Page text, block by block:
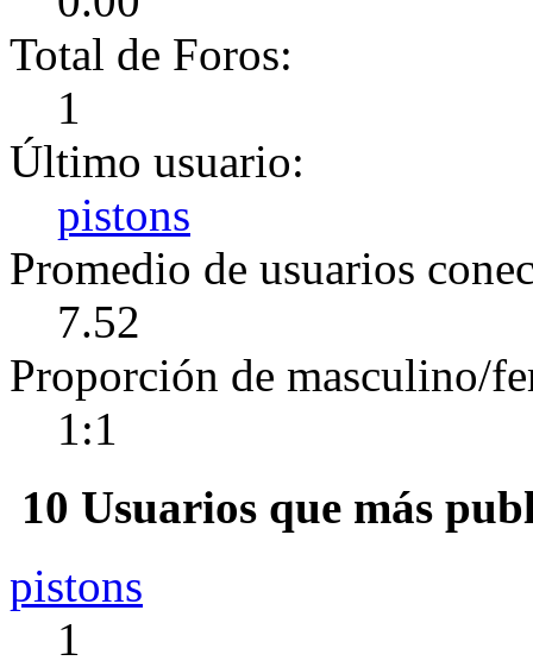
Total de Foros:
1
Último usuario:
pistons
Promedio de usuarios
7.52
Proporción de masculino/
1:1
10 Usuarios que más
pistons
1